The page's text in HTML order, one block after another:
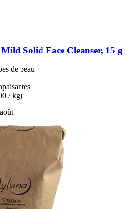
Mild Solid Face Cleanser, 15 g
de peau
/ kg)